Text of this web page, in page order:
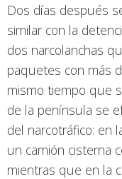
Dos días después
similar con la
dos narcolanchas
paquetes con más
mismo tiempo que
de la península se
del narcotráfico: en
un camión cisterna
mientras que en la